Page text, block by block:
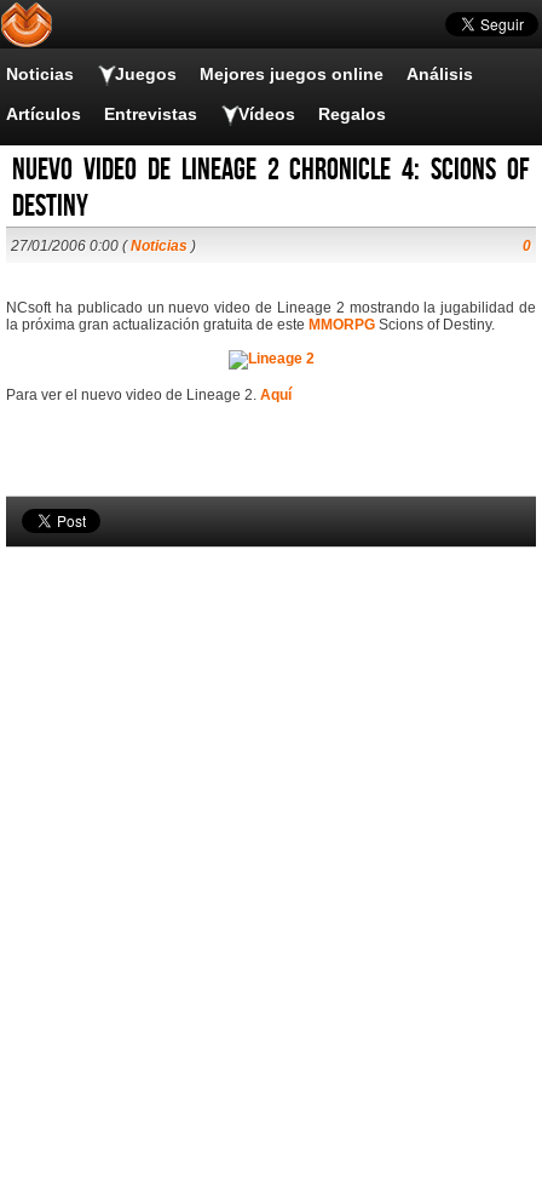
Noticias Juegos Mejores juegos online Análisis
Artículos Entrevistas Vídeos Regalos
Nuevo video de Lineage 2 Chronicle 4: Scions of
Destiny
27/01/2006 0:00 (Noticias ) 0
NCsoft ha publicado un nuevo video de Lineage 2 mostrando la jugabilidad de
la próxima gran actualización gratuita de este MMORPG Scions of Destiny.
Para ver el nuevo video de Lineage 2. Aquí